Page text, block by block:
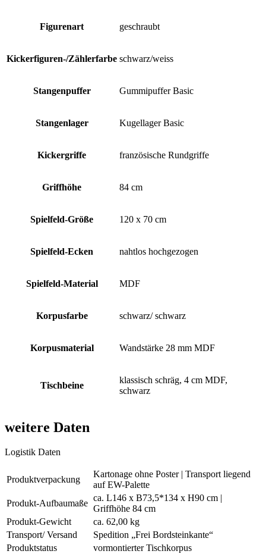
Figurenart geschraubt
Kickerfiguren-/Zählerfarbe schwarz/weiss
Stangenpuffer Gummipuffer Basic
Stangenlager Kugellager Basic
Kickergriffe französische Rundgriffe
Griffhöhe 84 cm
Spielfeld-Größe 120 x 70 cm
Spielfeld-Ecken nahtlos hochgezogen
Spielfeld-Material MDF
Korpusfarbe schwarz/ schwarz
Korpusmaterial Wandstärke 28 mm MDF
Tischbeine
klassisch schräg, 4 cm MDF,
schwarz
weitere Daten
Logistik Daten
Produktverpackung
Kartonage ohne Poster | Transport liegend
auf EW-Palette
Produkt-Aufbaumaße
ca. L146 x B73,5*134 x H90 cm |
Griffhöhe 84 cm
Produkt-Gewicht
ca. 62,00 kg
Transport/ Versand
Spedition „Frei Bordsteinkante“
Produktstatus
vormontierter Tischkorpus